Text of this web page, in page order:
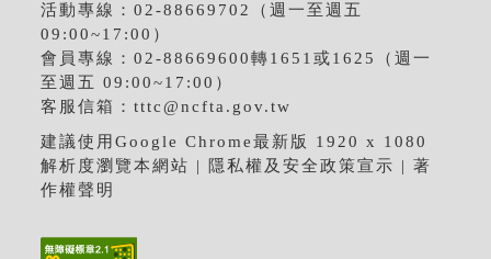
活動專線：02-88669702（週一至週五
09:00~17:00）
會員專線：02-88669600轉1651或1625（週一
至週五 09:00~17:00）
客服信箱：tttc@ncfta.gov.tw
建議使用Google Chrome最新版 1920 x 1080
解析度瀏覽本網站 | 隱私權及安全政策宣示 |著
作權聲明